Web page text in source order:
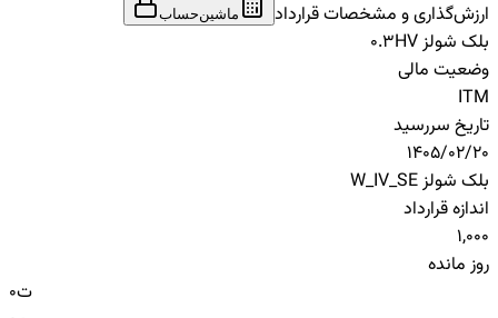
ارزش‌گذاری و مشخصات قرارداد
ماشین‌حساب
بلک شولز HV
0.3
وضعیت مالی
ITM
تاریخ سررسید
1405/02/20
بلک شولز W_IV_SE
اندازه قرارداد
1,000
روز مانده
0ت